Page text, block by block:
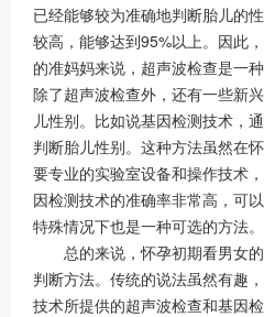
已经能够较为准确地判断胎儿的
较高，能够达到95%以上。因此
的准妈妈来说，超声波检查是一种
除了超声波检查外，还有一些新
儿性别。比如说基因检测技术，
判断胎儿性别。这种方法虽然在
要专业的实验室设备和操作技术
因检测技术的准确率非常高，可
特殊情况下也是一种可选的方法。
总的来说，怀孕初期看男女的
判断方法。传统的说法虽然有趣
技术所提供的超声波检查和基因